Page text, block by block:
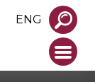
ENG